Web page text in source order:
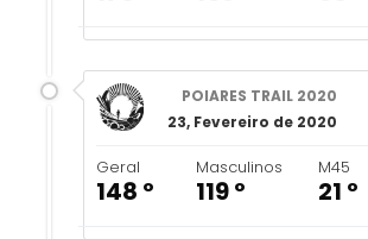
POIARES TRAIL 2020
23, Fevereiro de 2020
Geral
148 º
Masculinos
119 º
M45
21 º